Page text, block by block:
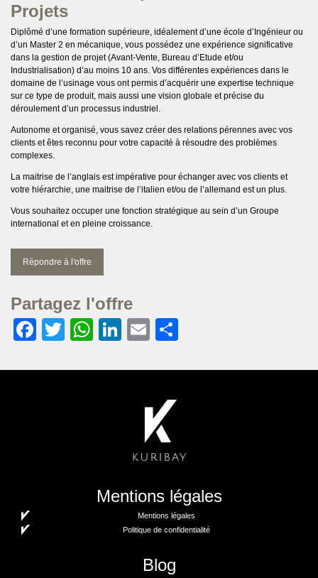
Projets
Diplômé d’une formation supérieure, idéalement d’une école d’Ingénieur ou
d’un Master 2 en mécanique, vous possédez une expérience significative
dans la gestion de projet (Avant-Vente, Bureau d’Etude et/ou
Industrialisation) d’au moins 10 ans. Vos différentes expériences dans le
domaine de l’usinage vous ont permis d’acquérir une expertise technique
sur ce type de produit, mais aussi une vision globale et précise du
déroulement d’un processus industriel.
Autonome et organisé, vous savez créer des relations pérennes avec vos
clients et êtes reconnu pour votre capacité à résoudre des problèmes
complexes.
La maitrise de l’anglais est impérative pour échanger avec vos clients et
votre hiérarchie, une maitrise de l’italien et/ou de l’allemand est un plus.
Vous souhaitez occuper une fonction stratégique au sein d’un Groupe
international et en pleine croissance.
Répondre à l'offre
Partagez l'offre
Facebook
TwitterWhatsApp
LinkedIn
Email
Mentions légales
Mentions légales
Politique de confidentialité
Blog